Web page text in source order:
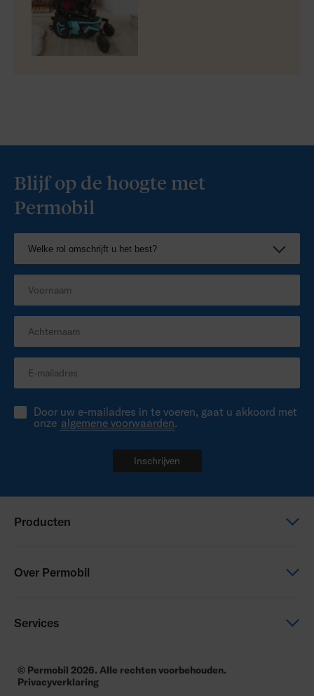
Blijf op de hoogte met
Permobil
Door uw e-mailadres in te voeren, gaat u akkoord met
onze algemene voorwaarden.
Inschrijven
Producten
Over Permobil
Carrières
Contact
Services
Fleet Management
Manuals and product data
© Permobil 2026. Alle rechten voorbehouden.
Privacyverklaring